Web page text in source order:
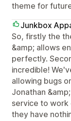
theme for
Junkbox
So, firstly the
&amp; allows
perfectly.
incredible!
allowing bugs
Jonathan
service to work
they have